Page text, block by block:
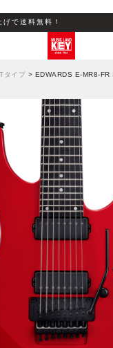
で送料無料！
タイプ > EDWARDS E-MR8-